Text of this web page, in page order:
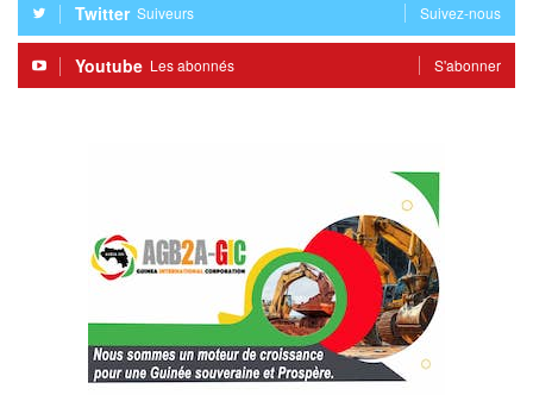
Twitter Suiveurs Suivez-nous
Youtube Les abonnés S'abonner